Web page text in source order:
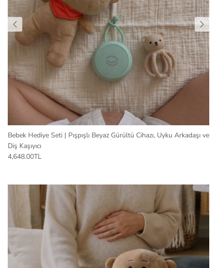
Bebek Hediye Seti | Pışpışlı Beyaz Gürültü Cihazı, Uyku Arkadaşı ve
Diş Kaşıyıcı
4,648.00TL